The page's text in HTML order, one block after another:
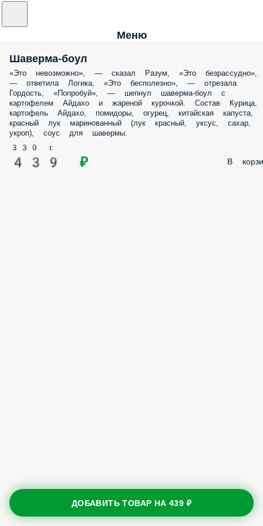
Меню
Шаверма-боул
«Это невозможно», — сказал Разум, «Это безрассудно»,
— ответила Логика, «Это бесполезно», — отрезала
Гордость, «Попробуй», — шепнул шаверма-боул с
картофелем Айдахо и жареной курочкой. Состав Курица,
картофель Айдахо, помидоры, огурец, китайская капуста,
красный лук маринованный (лук красный, уксус, сахар,
укроп), соус для шавермы.
330 г.
439 ₽ В
ДОБАВИТЬ ТОВАР НА439 ₽